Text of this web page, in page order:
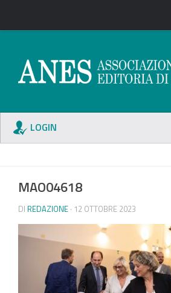
LOGIN
MAO04618
DI REDAZIONE · 12 OTTOBRE 2023